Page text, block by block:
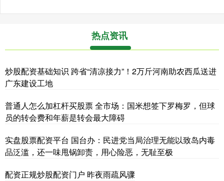
热点资讯
炒股配资基础知识 跨省“清凉接力”！2万斤河南助农西瓜送进
广东建设工地
普通人怎么加杠杆买股票 全市场：国米想签下罗梅罗，但球
员的转会费和年薪是转会最大障碍
实盘股票配资平台 国台办：民进党当局治理无能以致岛内毒
品泛滥，还一味甩锅卸责，用心险恶，无耻至极
配资正规炒股配资门户 昨夜雨疏风骤